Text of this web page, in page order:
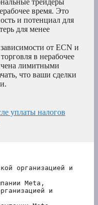
трейдеры
время. Это
и потенциал для
для менее
от ECN и
в нерабочее
лимитными
что ваши сделки
уплаты налогов
организацией и
Meta,
и